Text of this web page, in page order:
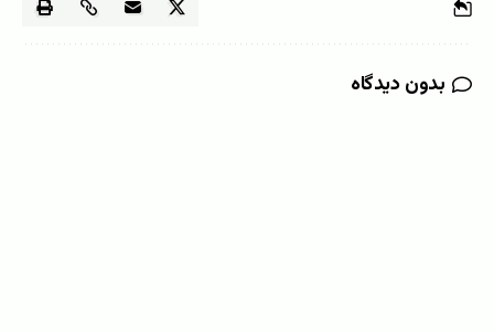
بدون دیدگاه